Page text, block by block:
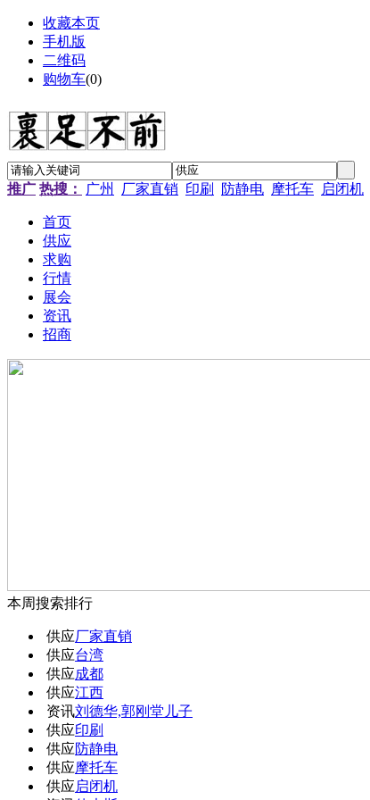
收藏本页
手机版
二维码
购物车(0)
推广 热搜： 广州 厂家直销 印刷 防静电 摩托车 启闭机
首页
供应
求购
行情
展会
资讯
招商
本周搜索排行
供应厂家直销
供应台湾
供应成都
供应江西
资讯刘德华,郭刚堂儿子
供应印刷
供应防静电
供应摩托车
供应 启闭机